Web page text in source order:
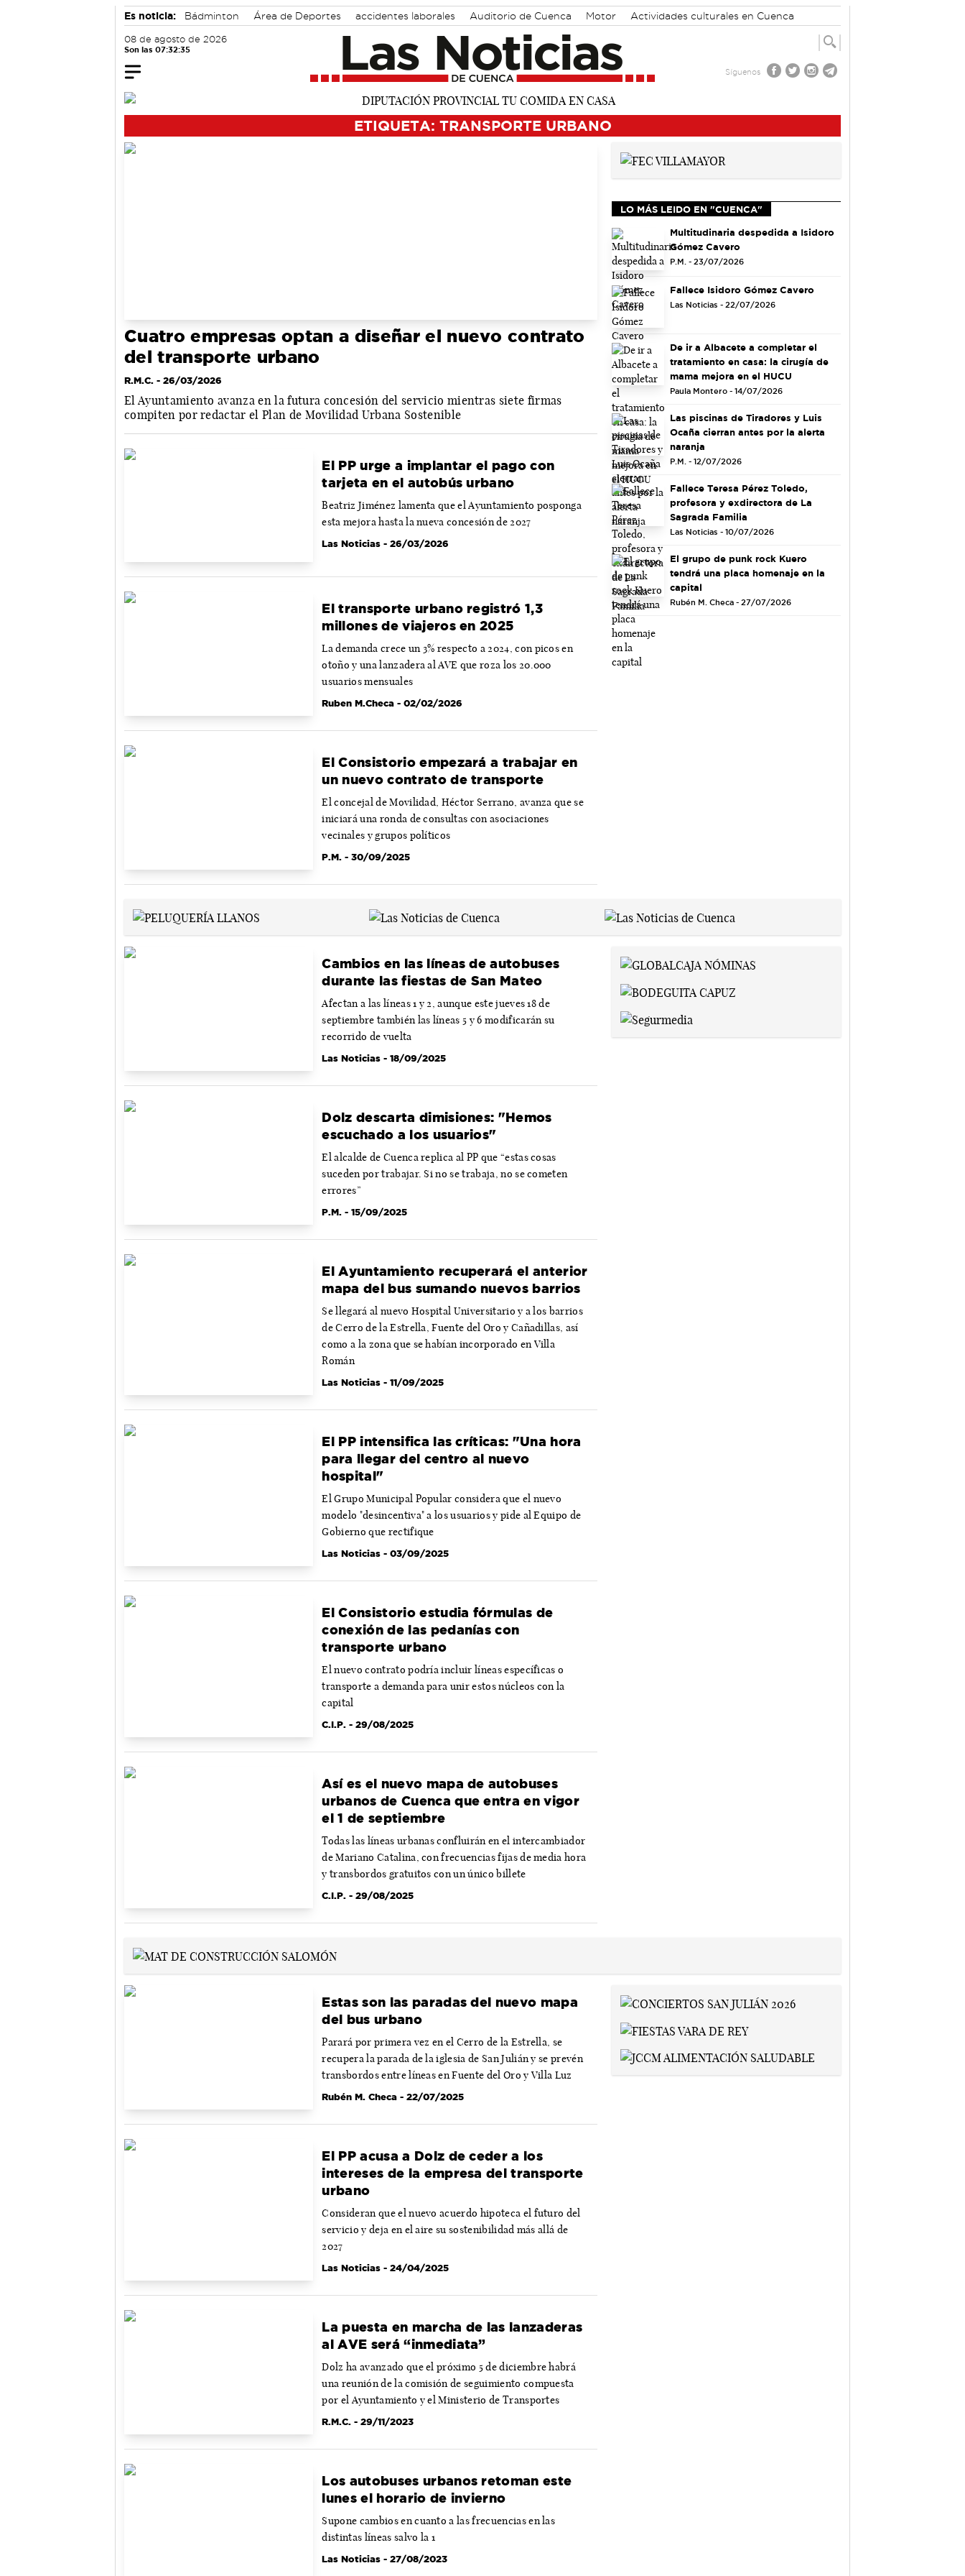
Es noticia: Bádminton Área de Deportes accidentes laborales Auditorio de Cuenca Motor
Actividades culturales en Cuenca
08 de agosto de 2026
Son las 07:32:36
Síguenos
ETIQUETA: TRANSPORTE URBANO
Cuatro empresas optan a diseñar el nuevo contrato
del transporte urbano
R.M.C. - 26/03/2026
El Ayuntamiento avanza en la futura concesión del servicio mientras siete firmas
compiten por redactar el Plan de Movilidad Urbana Sostenible
El PP urge a implantar el pago con
tarjeta en el autobús urbano
Beatriz Jiménez lamenta que el Ayuntamiento posponga
esta mejora hasta la nueva concesión de 2027
Las Noticias - 26/03/2026
El transporte urbano registró 1,3
millones de viajeros en 2025
La demanda crece un 3% respecto a 2024, con picos en
otoño y una lanzadera al AVE que roza los 20.000
usuarios mensuales
Ruben M.Checa - 02/02/2026
El Consistorio empezará a trabajar en
un nuevo contrato de transporte
El concejal de Movilidad, Héctor Serrano, avanza que se
iniciará una ronda de consultas con asociaciones
vecinales y grupos políticos
P.M. - 30/09/2025
LO MÁS LEIDO EN "CUENCA"
Multitudinaria despedida a Isidoro
Gómez Cavero
P.M. - 23/07/2026
Fallece Isidoro Gómez Cavero
Las Noticias - 22/07/2026
De ir a Albacete a completar el
tratamiento en casa: la cirugía de
mama mejora en el HUCU
Paula Montero - 14/07/2026
Las piscinas de Tiradores y Luis
Ocaña cierran antes por la alerta
naranja
P.M. - 12/07/2026
Fallece Teresa Pérez Toledo,
profesora y exdirectora de La
Sagrada Familia
Las Noticias - 10/07/2026
El grupo de punk rock Kuero
tendrá una placa homenaje en la
capital
Rubén M. Checa - 27/07/2026
Cambios en las líneas de autobuses
durante las fiestas de San Mateo
Afectan a las líneas 1 y 2, aunque este jueves 18 de
septiembre también las líneas 5 y 6 modificarán su
recorrido de vuelta
Las Noticias - 18/09/2025
Dolz descarta dimisiones: "Hemos
escuchado a los usuarios"
El alcalde de Cuenca replica al PP que “estas cosas
suceden por trabajar. Si no se trabaja, no se cometen
errores”
P.M. - 15/09/2025
El Ayuntamiento recuperará el anterior
mapa del bus sumando nuevos barrios
Se llegará al nuevo Hospital Universitario y a los barrios
de Cerro de la Estrella, Fuente del Oro y Cañadillas, así
como a la zona que se habían incorporado en Villa
Román
Las Noticias - 11/09/2025
El PP intensifica las críticas: "Una hora
para llegar del centro al nuevo
hospital"
El Grupo Municipal Popular considera que el nuevo
modelo "desincentiva" a los usuarios y pide al Equipo de
Gobierno que rectifique
Las Noticias - 03/09/2025
El Consistorio estudia fórmulas de
conexión de las pedanías con
transporte urbano
El nuevo contrato podría incluir líneas específicas o
transporte a demanda para unir estos núcleos con la
capital
C.I.P. - 29/08/2025
Así es el nuevo mapa de autobuses
urbanos de Cuenca que entra en vigor
el 1 de septiembre
Todas las líneas urbanas confluirán en el intercambiador
de Mariano Catalina, con frecuencias fijas de media hora
y transbordos gratuitos con un único billete
C.I.P. - 29/08/2025
Estas son las paradas del nuevo mapa
del bus urbano
Parará por primera vez en el Cerro de la Estrella, se
recupera la parada de la iglesia de San Julián y se prevén
transbordos entre líneas en Fuente del Oro y Villa Luz
Rubén M. Checa - 22/07/2025
El PP acusa a Dolz de ceder a los
intereses de la empresa del transporte
urbano
Consideran que el nuevo acuerdo hipoteca el futuro del
servicio y deja en el aire su sostenibilidad más allá de
2027
Las Noticias - 24/04/2025
La puesta en marcha de las lanzaderas
al AVE será “inmediata”
Dolz ha avanzado que el próximo 5 de diciembre habrá
una reunión de la comisión de seguimiento compuesta
por el Ayuntamiento y el Ministerio de Transportes
R.M.C. - 29/11/2023
Los autobuses urbanos retoman este
lunes el horario de invierno
Supone cambios en cuanto a las frecuencias en las
distintas líneas salvo la 1
Las Noticias - 27/08/2023